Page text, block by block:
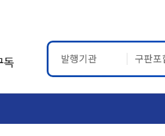
독 발행기관 구판포